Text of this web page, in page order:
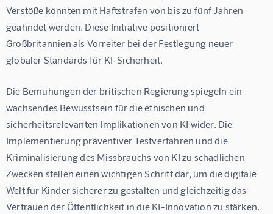
Verstöße könnten mit Haftstrafen von bis zu fünf Jahren
geahndet werden. Diese Initiative positioniert
Großbritannien als Vorreiter bei der Festlegung neuer
globaler Standards für KI-Sicherheit.
Die Bemühungen der britischen Regierung spiegeln ein
wachsendes Bewusstsein für die ethischen und
sicherheitsrelevanten Implikationen von KI wider. Die
Implementierung präventiver Testverfahren und die
Kriminalisierung des Missbrauchs von KI zu schädlichen
Zwecken stellen einen wichtigen Schritt dar, um die digitale
Welt für Kinder sicherer zu gestalten und gleichzeitig das
Vertrauen der Öffentlichkeit in die KI-Innovation zu stärken.